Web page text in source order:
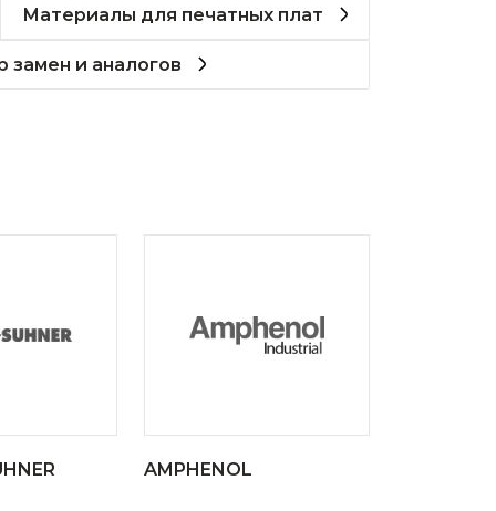
Материалы для печатных плат
замен и аналогов
AMPHENOL